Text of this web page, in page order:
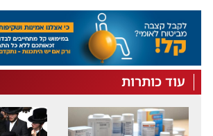
עוד כותרות